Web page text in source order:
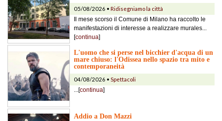
05/08/2026 • Ridisegniamo la città
Il mese scorso il Comune di Milano ha raccolto le
manifestazioni di interesse a realizzare murales...
[continua]
L'uomo che si perse nel bicchier d'acqua di un
mare chiuso: l'Odissea nello spazio tra mito e
contemporaneità
04/08/2026 • Spettacoli
...[continua]
Addio a Don Mazzi